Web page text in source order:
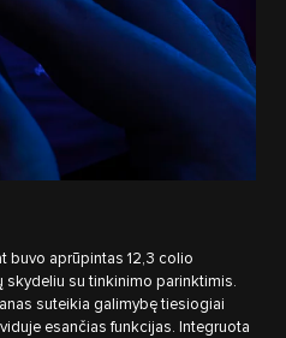
buvo aprūpintas 12,3 colio
su tinkinimo parinktimis.
suteikia galimybę tiesiogiai
esančias funkcijas. Integruota